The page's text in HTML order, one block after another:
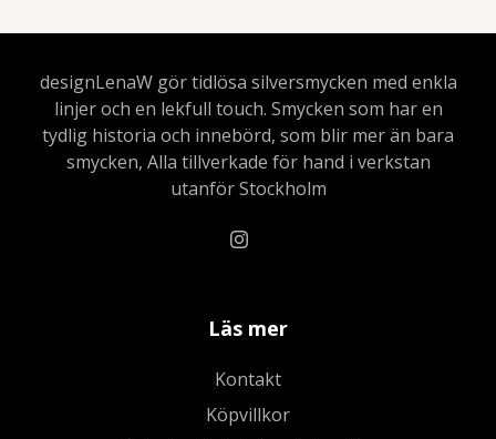
designLenaW gör tidlösa silversmycken med enkla
linjer och en lekfull touch. Smycken som har en
tydlig historia och innebörd, som blir mer än bara
smycken, Alla tillverkade för hand i verkstan
utanför Stockholm
Läs mer
Kontakt
Köpvillkor